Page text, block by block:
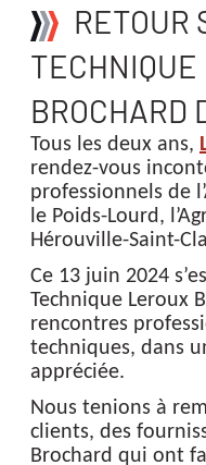
RETOUR
TECHNIQUE
BROCHARD
Tous les deux ans,
rendez-vous
professionnels de
le Poids-Lourd,
Hérouville-Saint-
Ce 13 juin 2024
Technique Leroux
rencontres
techniques, dans
appréciée.
Nous tenions à
clients, des
Brochard qui ont